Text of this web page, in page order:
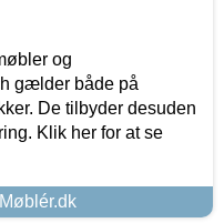
og
gælder både på
De tilbyder desuden
Klik her for at se